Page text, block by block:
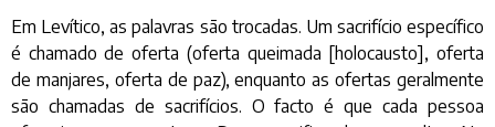
Em Levítico, as palavras são trocadas. Um sacrifício específico
é chamado de oferta (oferta queimada [holocausto], oferta
de manjares, oferta de paz), enquanto as ofertas geralmente
são chamadas de sacrifícios. O facto é que cada pessoa